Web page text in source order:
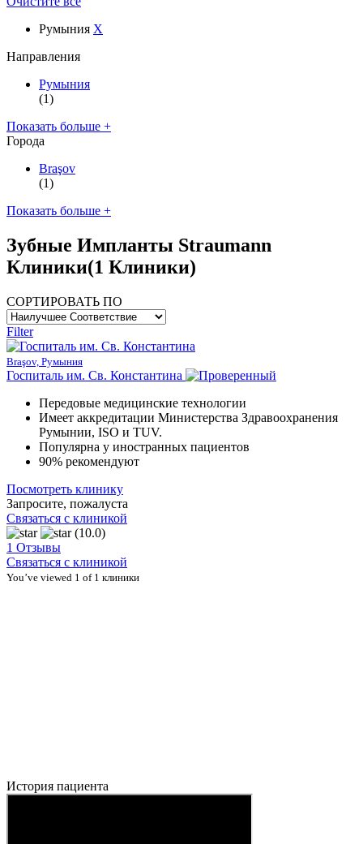
Румыния X
Направления
Румыния
(1)
Показать больше +
Города
Braşov
(1)
Показать больше +
Зубные Импланты Straumann
Клиники(1 Клиники)
СОРТИРОВАТЬ ПО
Filter
Braşov, Румыния
Госпиталь им. Св. Константина
Передовые медицинские технологии
Имеет аккредитации Министерства Здравоохранения
Румынии, ISO и TUV.
Популярна у иностранных пациентов
90% рекомендуют
Посмотреть клинику
Запросите, пожалуста
Связаться с клиникой
(10.0)
1 Отзывы
Связаться с клиникой
You’ve viewed 1 of 1 клиники
История пациента